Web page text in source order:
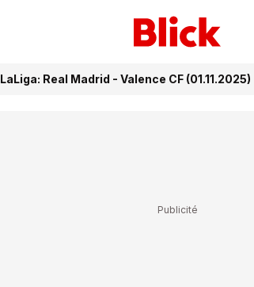
LaLiga: Real Madrid - Valence CF (01.11.2025)